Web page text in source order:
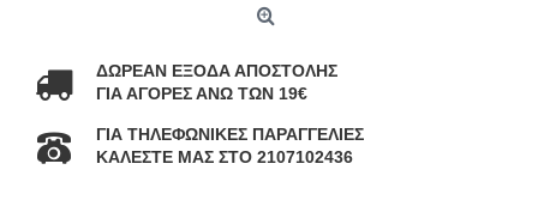
ΔΩΡΕΑΝ ΕΞΟΔΑ ΑΠΟΣΤΟΛΗΣ
ΓΙΑ ΑΓΟΡΕΣ ΑΝΩ ΤΩΝ 19€
ΓΙΑ ΤΗΛΕΦΩΝΙΚΕΣ ΠΑΡΑΓΓΕΛΙΕΣ
ΚΑΛΕΣΤΕ ΜΑΣ ΣΤΟ 2107102436